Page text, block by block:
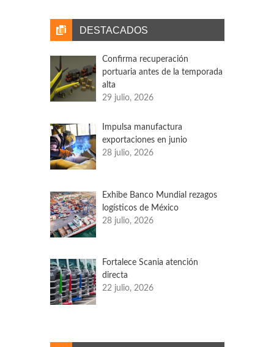
presencia del COVID-19.
DESTACADOS
Confirma recuperación
portuaria antes de la temporada
alta
29 julio, 2026
Impulsa manufactura
exportaciones en junio
28 julio, 2026
Exhibe Banco Mundial rezagos
logísticos de México
28 julio, 2026
Fortalece Scania atención
directa
22 julio, 2026